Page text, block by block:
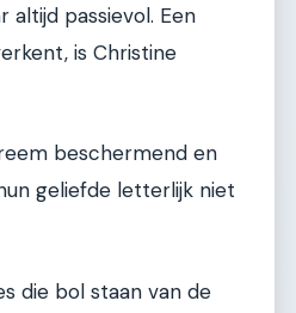
altijd passievol. Een
is Christine
beschermend en
geliefde letterlijk niet
die bol staan van de